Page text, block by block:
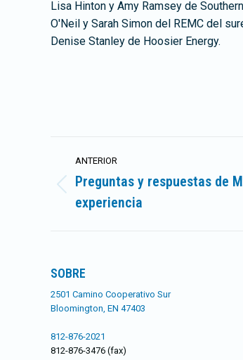
Lisa Hinton y Amy Ramsey de
O'Neil y Sarah Simon del REMC del
Denise Stanley de Hoosier Energy.
Navegación
entre
publicaciones
ANTERIOR
Publicación
anterior:
Preguntas y respuestas de
experiencia
SOBRE
2501 Camino Cooperativo Sur
Bloomington, EN 47403
812-876-2021
812-876-3476 (fax)